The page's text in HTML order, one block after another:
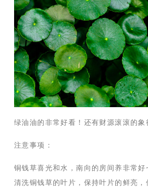
绿油油的非常好看！还有财源滚滚的象
注意事项：
铜钱草喜光和水，南向的房间养非常好
清洗铜钱草的叶片，保持叶片的鲜亮，